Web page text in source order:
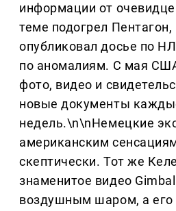
информации от
теме подогрел
опубликовал досье по
по аномалиям. С мая
фото, видео и
новые документы
недель.\n\nНемецкие
американским
скептически. Тот же
знаменитое видео
воздушным шаром, а его